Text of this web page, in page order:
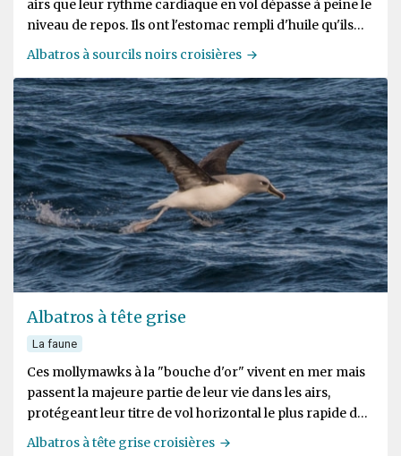
airs que leur rythme cardiaque en vol dépasse à peine le
niveau de repos. Ils ont l'estomac rempli d'huile qu'ils
peuvent cracher sur d'éventuels attaquants
Albatros à sourcils noirs croisières
Albatros à tête grise
La faune
Ces mollymawks à la "bouche d'or" vivent en mer mais
passent la majeure partie de leur vie dans les airs,
protégeant leur titre de vol horizontal le plus rapide du
monde
Albatros à tête grise croisières